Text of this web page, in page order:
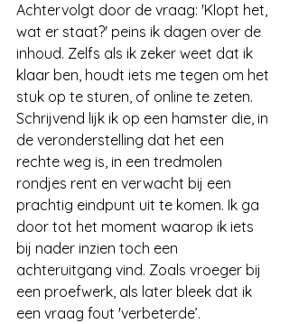
Achtervolgt door de vraag: 'Klopt het,
wat er staat?' peins ik dagen over de
inhoud. Zelfs als ik zeker weet dat ik
klaar ben, houdt iets me tegen om het
stuk op te sturen, of online te zeten.
Schrijvend lijk ik op een hamster die, in
de veronderstelling dat het een
rechte weg is, in een tredmolen
rondjes rent en verwacht bij een
prachtig eindpunt uit te komen. Ik ga
door tot het moment waarop ik iets
bij nader inzien toch een
achteruitgang vind. Zoals vroeger bij
een proefwerk, als later bleek dat ik
een vraag fout 'verbeterde’.